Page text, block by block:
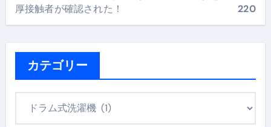
厚接触者が確認された！
220
カテゴリー